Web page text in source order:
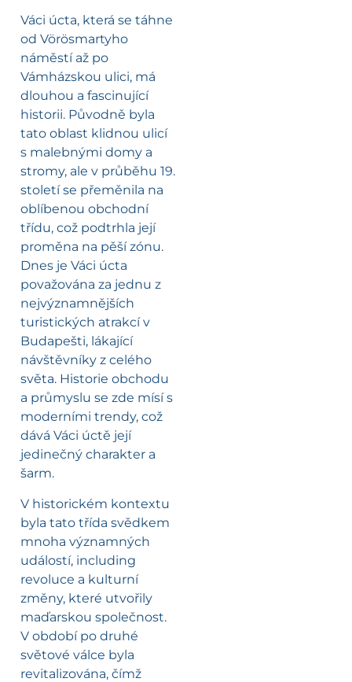
Váci úcta, která se táhne
od Vörösmartyho
náměstí až po
Vámházskou ulici, má
dlouhou a fascinující
historii. Původně byla
tato oblast klidnou ulicí
s malebnými domy a
stromy, ale v průběhu 19.
století se přeměnila na
oblíbenou obchodní
třídu, což podtrhla její
proměna na pěší zónu.
Dnes je Váci úcta
považována za jednu z
nejvýznamnějších
turistických atrakcí v
Budapešti, lákající
návštěvníky z celého
světa. Historie obchodu
a průmyslu se zde mísí s
moderními trendy, což
dává Váci úctě její
jedinečný charakter a
šarm.
V historickém kontextu
byla tato třída svědkem
mnoha významných
událostí, including
revoluce a kulturní
změny, které utvořily
maďarskou společnost.
V období po druhé
světové válce byla
revitalizována, čímž